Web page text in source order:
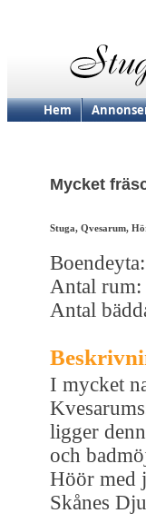
Hem
Mycket
Stuga, Qvesarum,
Antal rum:
Antal
I mycket
ligger
och
Höör med
Skånes